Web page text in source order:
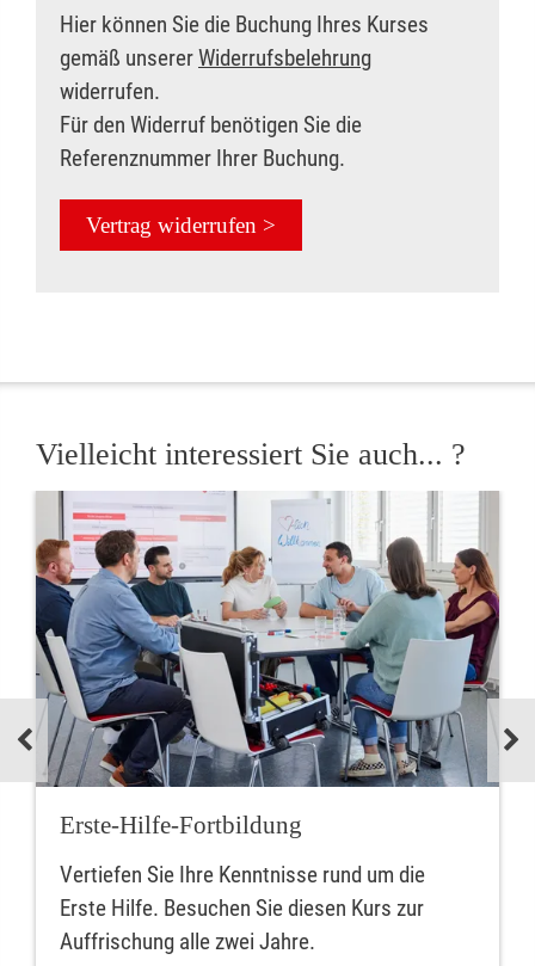
Hier können Sie die Buchung Ihres Kurses
gemäß unsererWiderrufsbelehrung
widerrufen.
Für den Widerruf benötigen Sie die
Referenznummer Ihrer Buchung.
Vertrag widerrufen >
Vielleicht interessiert Sie auch... ?
Erste-Hilfe-Fortbildung
Vertiefen Sie Ihre Kenntnisse rund um die
Erste Hilfe. Besuchen Sie diesen Kurs zur
Auffrischung alle zwei Jahre.